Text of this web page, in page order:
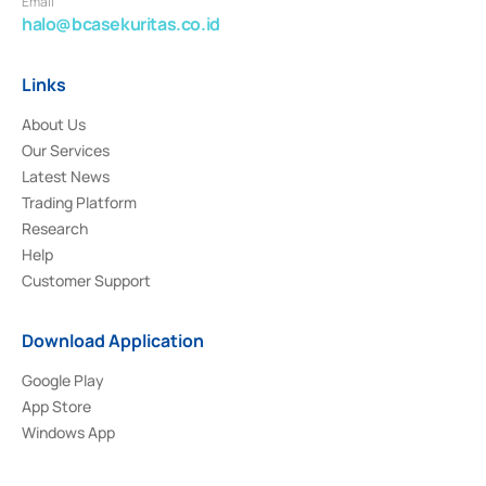
halo@bcasekuritas.co.id
Links
About Us
Our Services
Latest News
Trading Platform
Research
Help
Customer Support
Download Application
Google Play
App Store
Windows App